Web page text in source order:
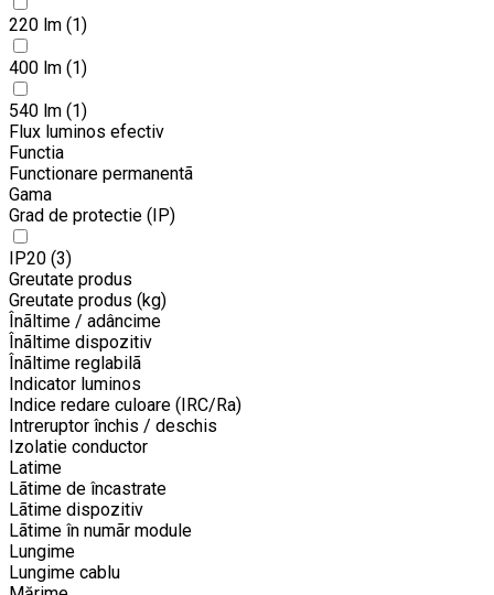
220 lm (1)
400 lm (1)
540 lm (1)
Flux luminos efectiv
Functia
Functionare permanentã
Gama
Grad de protectie (IP)
IP20 (3)
Greutate produs
Greutate produs (kg)
Înãltime / adâncime
Înãltime dispozitiv
Înãltime reglabilã
Indicator luminos
Indice redare culoare (IRC/Ra)
Intreruptor închis / deschis
Izolatie conductor
Latime
Lãtime de încastrate
Lãtime dispozitiv
Lãtime în numãr module
Lungime
Lungime cablu